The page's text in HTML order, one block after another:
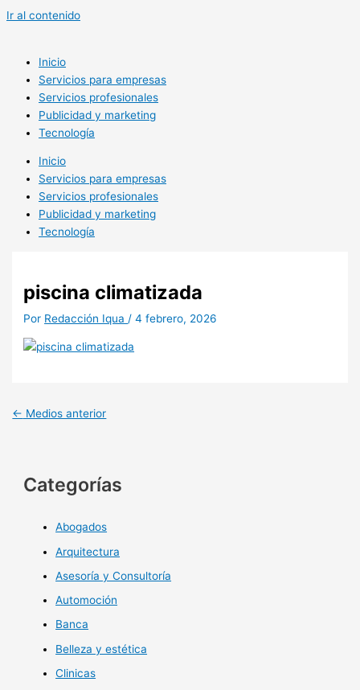
Ir al contenido
Inicio
Servicios para empresas
Servicios profesionales
Publicidad y marketing
Tecnología
Inicio
Servicios para empresas
Servicios profesionales
Publicidad y marketing
Tecnología
piscina climatizada
Por Redacción Iqua /4 febrero, 2026
← Medios anterior
Categorías
Abogados
Arquitectura
Asesoría y Consultoría
Automoción
Banca
Belleza y estética
Clinicas